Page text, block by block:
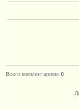
Всего комментариев: 0